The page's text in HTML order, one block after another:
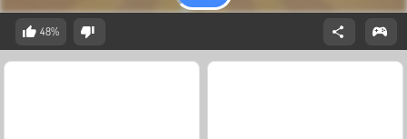
48%